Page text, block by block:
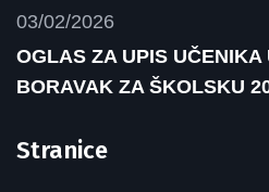
03/02/2026
OGLAS ZA UPIS UČENIKA
BORAVAK ZA ŠKOLSKU
Stranice